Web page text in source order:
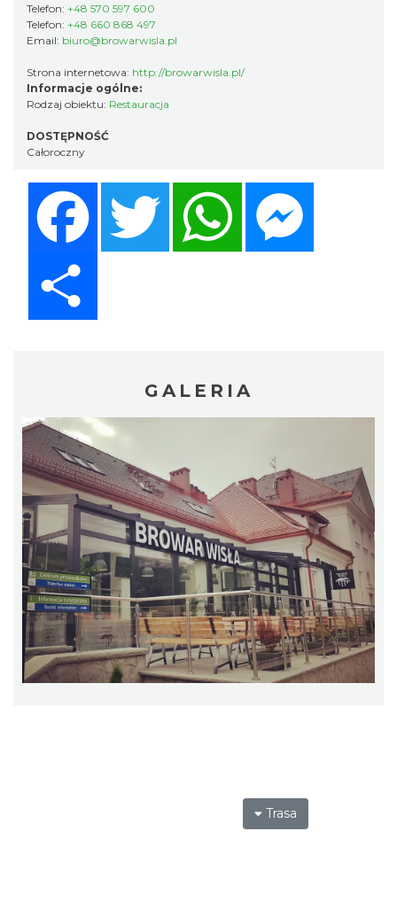
Telefon: +48 570 597 600
Telefon: +48 660 868 497
Email: biuro@browarwisla.pl
Strona internetowa: http://browarwisla.pl/
Informacje ogólne:
Rodzaj obiektu: Restauracja
DOSTĘPNOŚĆ
Całoroczny
Twitter WhatsApp
GALERIA
Trasa